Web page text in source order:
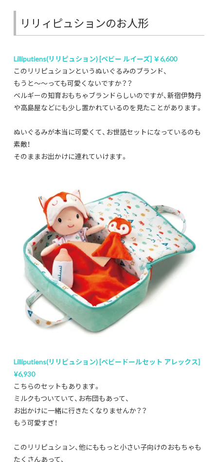
リリィピュションのお人形
Lilliputiens(リリピュション) [ベビー ルイーズ] ￥6,600
このリリピュションというぬいぐるみのブランド、
もうと〜〜っても可愛くないですか？？
ベルギーの知育おもちゃブランドらしいのですが、新宿伊勢丹
や高島屋などにも少し置かれているのを見たことがあります。
ぬいぐるみが本当に可愛くて、お世話セットになっているのも
素敵！
そのままお出かけに連れていけます。
Lilliputiens(リリピュション) [ベビードールセット アレックス]
¥6,930
こちらのセットもあります。
ミルクもついていて、お布団もあって、
お出かけに一緒に行きたくなりませんか？？
もう可愛すぎ！
このリリピュション、他にももっと小さい子向けのおもちゃも
たくさんあって、